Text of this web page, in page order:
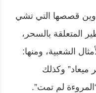
قصصها التي تشي
المتعلقة بالسحر،
الشعبية، ومنها:
وكذلك
“المروءة لم تمت”.